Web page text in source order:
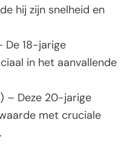
hij zijn snelheid en
De 18-jarige
in het aanvallende
– Deze 20-jarige
met cruciale